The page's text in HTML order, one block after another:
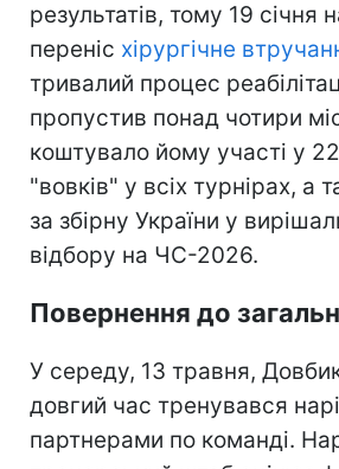
результатів, тому 19 січня
переніс хірургічне
тривалий процес
пропустив понад чотири
коштувало йому участі у
"вовків" у всіх турнірах, а
за збірну України у
відбору на ЧС-2026.
Повернення до
У середу, 13 травня,
довгий час тренувався
партнерами по команді.